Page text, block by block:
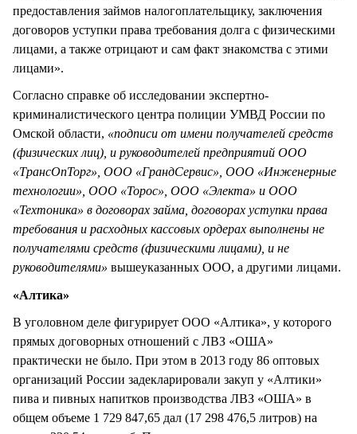
предоставления займов налогоплательщику, заключения
договоров уступки права требования долга с физическими
лицами, а также отрицают и сам факт знакомства с этими
лицами».
Согласно справке об исследовании экспертно-
криминалистического центра полиции УМВД России по
Омской области, «подписи от имени получателей средств
(физических лиц), и руководителей предприятий ООО
«ТрансОпТорг», ООО «ГрандСервис», ООО «Инженерные
технологии», ООО «Торос», ООО «Электа» и ООО
«Техтоника» в договорах займа, договорах уступки права
требования и расходных кассовых ордерах выполнены не
получателями средств (физическими лицами), и не
руководителями» вышеуказанных ООО, а другими лицами.
«Алтика»
В уголовном деле фигурирует ООО «Алтика», у которого
прямых договорных отношений с ЛВЗ «ОША»
практически не было. При этом в 2013 году 86 оптовых
организаций России задекларировали закуп у «Алтики»
пива и пивных напитков производства ЛВЗ «ОША» в
общем объеме 1 729 847,65 дал (17 298 476,5 литров) на